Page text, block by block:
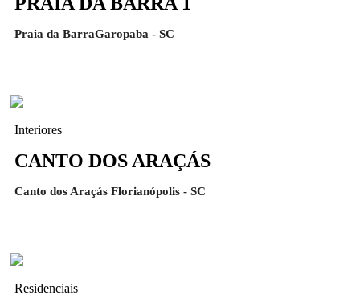
Praia da BarraGaropaba - SC
Interiores
CANTO DOS ARAÇÁS
Canto dos Araçás Florianópolis - SC
Residenciais